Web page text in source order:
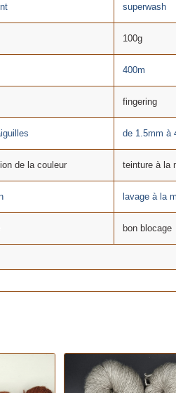
superwash
100g
400m
fingering
de 1.5mm à
de la couleur teinture à la
lavage à la
bon blocage